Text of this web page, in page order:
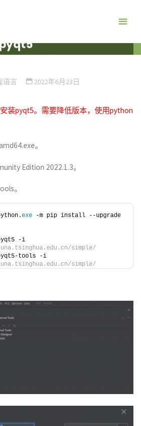
语言 2022年6月23日
装pyqt5。需要降低版本，使用python
。
Edition 2022.1.3。
。
exe -m pip install --upgrade
-i
simple/
tools -i
simple/